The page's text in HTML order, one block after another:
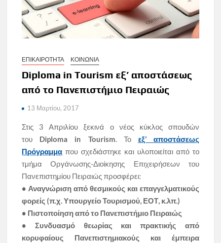
ΕΠΙΚΑΙΡΟΤΗΤΑ ΚΟΙΝΩΝΙΑ
Diploma in Tourism εξ’ αποστάσεως
από το Πανεπιστήμιο Πειραιώς
13 Μαρτίου, 2017
Στις 3 Απριλίου ξεκινά ο νέος κύκλος σπουδών
του Diploma in Tourism. Το εξ’ αποστάσεως
Πρόγραμμα που σχεδιάστηκε και υλοποιείται από το
τμήμα Οργάνωσης-Διοίκησης Επιχειρήσεων του
Πανεπιστημίου Πειραιώς προσφέρει:
• Αναγνώριση από θεσμικούς και επαγγελματικούς
φορείς (π.χ. Υπουργείο Τουρισμού, ΕΟΤ, κ.λπ.)
• Πιστοποίηση από το Πανεπιστήμιο Πειραιώς
• Συνδυασμό θεωρίας και πρακτικής από
κορυφαίους Πανεπιστημιακούς και έμπειρα